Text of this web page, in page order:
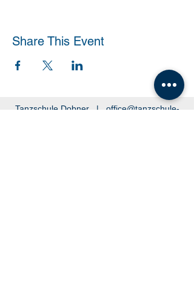
Share This Event
Tanzschule Dobner | office@tanzschule-